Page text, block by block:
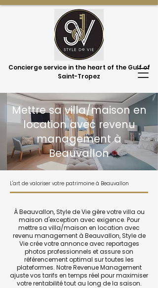
Concierge service in the heart of the Gulf of
Saint-Tropez
Mettre sa villa/maison en
location avec revenu
management à
Beauvallon
L'art de valoriser votre patrimoine à Beauvallon
À Beauvallon, Style de Vie gère votre villa ou
maison d'exception avec exigence. Pour
mettre sa villa/maison en location avec
revenu management à Beauvallon, Style de
Vie crée votre annonce avec reportages
photos professionnels et assure son
référencement optimal sur toutes les
plateformes. Notre Revenue Management
ajuste vos tarifs en temps réel pour maximiser
votre rentabilité tout au long de la saison.